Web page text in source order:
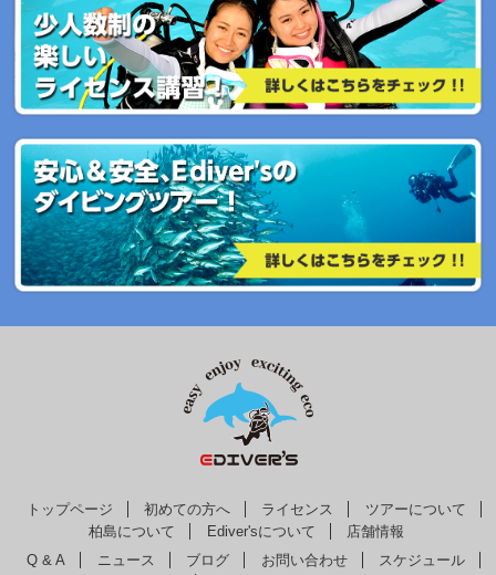
トップページ 初めての方へ ライセンス
ツアーについて
柏島について
Ediver'sについて
店舗情報
Q & A
ニュース ブログ お問い合わせ
スケジュール